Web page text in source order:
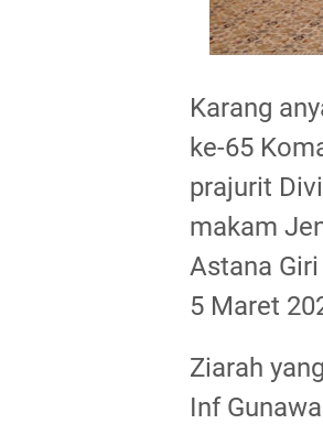
Karang
ke-65
prajurit
makam
Astana
5 Maret
Ziarah
Inf